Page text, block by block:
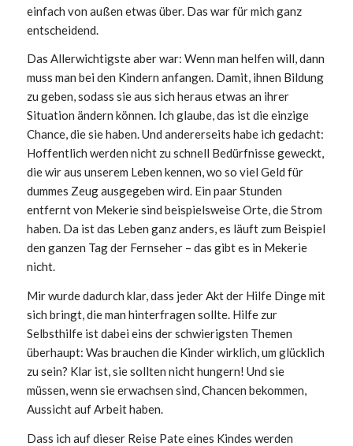
einfach von außen etwas über. Das war für mich ganz
entscheidend.
Das Allerwichtigste aber war: Wenn man helfen will, dann
muss man bei den Kindern anfangen. Damit, ihnen Bildung
zu geben, sodass sie aus sich heraus etwas an ihrer
Situation ändern können. Ich glaube, das ist die einzige
Chance, die sie haben. Und andererseits habe ich gedacht:
Hoffentlich werden nicht zu schnell Bedürfnisse geweckt,
die wir aus unserem Leben kennen, wo so viel Geld für
dummes Zeug ausgegeben wird. Ein paar Stunden
entfernt von Mekerie sind beispielsweise Orte, die Strom
haben. Da ist das Leben ganz anders, es läuft zum Beispiel
den ganzen Tag der Fernseher – das gibt es in Mekerie
nicht.
Mir wurde dadurch klar, dass jeder Akt der Hilfe Dinge mit
sich bringt, die man hinterfragen sollte. Hilfe zur
Selbsthilfe ist dabei eins der schwierigsten Themen
überhaupt: Was brauchen die Kinder wirklich, um glücklich
zu sein? Klar ist, sie sollten nicht hungern! Und sie
müssen, wenn sie erwachsen sind, Chancen bekommen,
Aussicht auf Arbeit haben.
Dass ich auf dieser Reise Pate eines Kindes werden